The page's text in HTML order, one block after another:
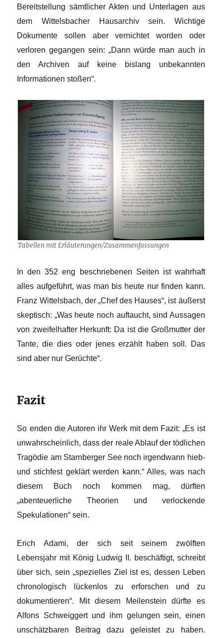
Bereitstellung sämtlicher Akten und Unterlagen aus
dem Wittelsbacher Hausarchiv sein. Wichtige
Dokumente sollen aber vernichtet worden oder
verloren gegangen sein: „Dann würde man auch in
den Archiven auf keine bislang unbekannten
Informationen stoßen“.
Tabellen mit Erläuterungen/Zusammenfassungen
In den 352 eng beschriebenen Seiten ist wahrhaft
alles aufgeführt, was man bis heute nur finden kann.
Franz Wittelsbach, der „Chef des Hauses“, ist äußerst
skeptisch: „Was heute noch auftaucht, sind Aussagen
von zweifelhafter Herkunft: Da ist die Großmutter der
Tante, die dies oder jenes erzählt haben soll. Das
sind aber nur Gerüchte“.
Fazit
So enden die Autoren ihr Werk mit dem Fazit: „Es ist
unwahrscheinlich, dass der reale Ablauf der tödlichen
Tragödie am Starnberger See noch irgendwann hieb-
und stichfest geklärt werden kann.“ Alles, was nach
diesem Buch noch kommen mag, dürften
„abenteuerliche Theorien und verlockende
Spekulationen“ sein.
Erich Adami, der sich seit seinem zwölften
Lebensjahr mit König Ludwig II. beschäftigt, schreibt
über sich, sein „spezielles Ziel ist es, dessen Leben
chronologisch lückenlos zu erforschen und zu
dokumentieren“. Mit diesem Meilenstein dürfte es
Alfons Schweiggert und ihm gelungen sein, einen
unschätzbaren Beitrag dazu geleistet zu haben.